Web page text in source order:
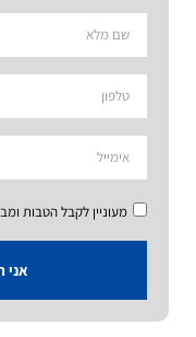
מעוניין לקבל הטבות
אני